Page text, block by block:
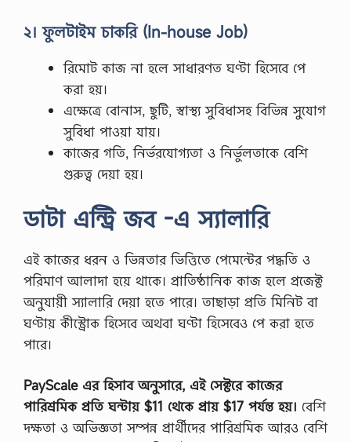
২। ফুলটাইম চাকরি (In-house Job)
রিমোট কাজ না হলে সাধারণত ঘণ্টা হিসেবে পে
করা হয়।
এক্ষেত্রে বোনাস, ছুটি, স্বাস্থ্য সুবিধাসহ বিভিন্ন সুযোগ
সুবিধা পাওয়া যায়।
কাজের গতি, নির্ভরযোগ্যতা ও নির্ভুলতাকে বেশি
গুরুত্ব দেয়া হয়।
ডাটা এন্ট্রি জব -এ স্যালারি
এই কাজের ধরন ও ভিন্নতার ভিত্তিতে পেমেন্টের পদ্ধতি ও
পরিমাণ আলাদা হয়ে থাকে। প্রাতিষ্ঠানিক কাজ হলে প্রজেক্ট
অনুযায়ী স্যালারি দেয়া হতে পারে। তাছাড়া প্রতি মিনিট বা
ঘণ্টায় কীস্ট্রোক হিসেবে অথবা ঘণ্টা হিসেবেও পে করা হতে
পারে।
PayScale এর হিসাব অনুসারে, এই সেক্টরে কাজের
পারিশ্রমিক প্রতি ঘন্টায় $11 থেকে প্রায় $17 পর্যন্ত হয়। বেশি
দক্ষতা ও অভিজ্ঞতা সম্পন্ন প্রার্থীদের পারিশ্রমিক আরও বেশি